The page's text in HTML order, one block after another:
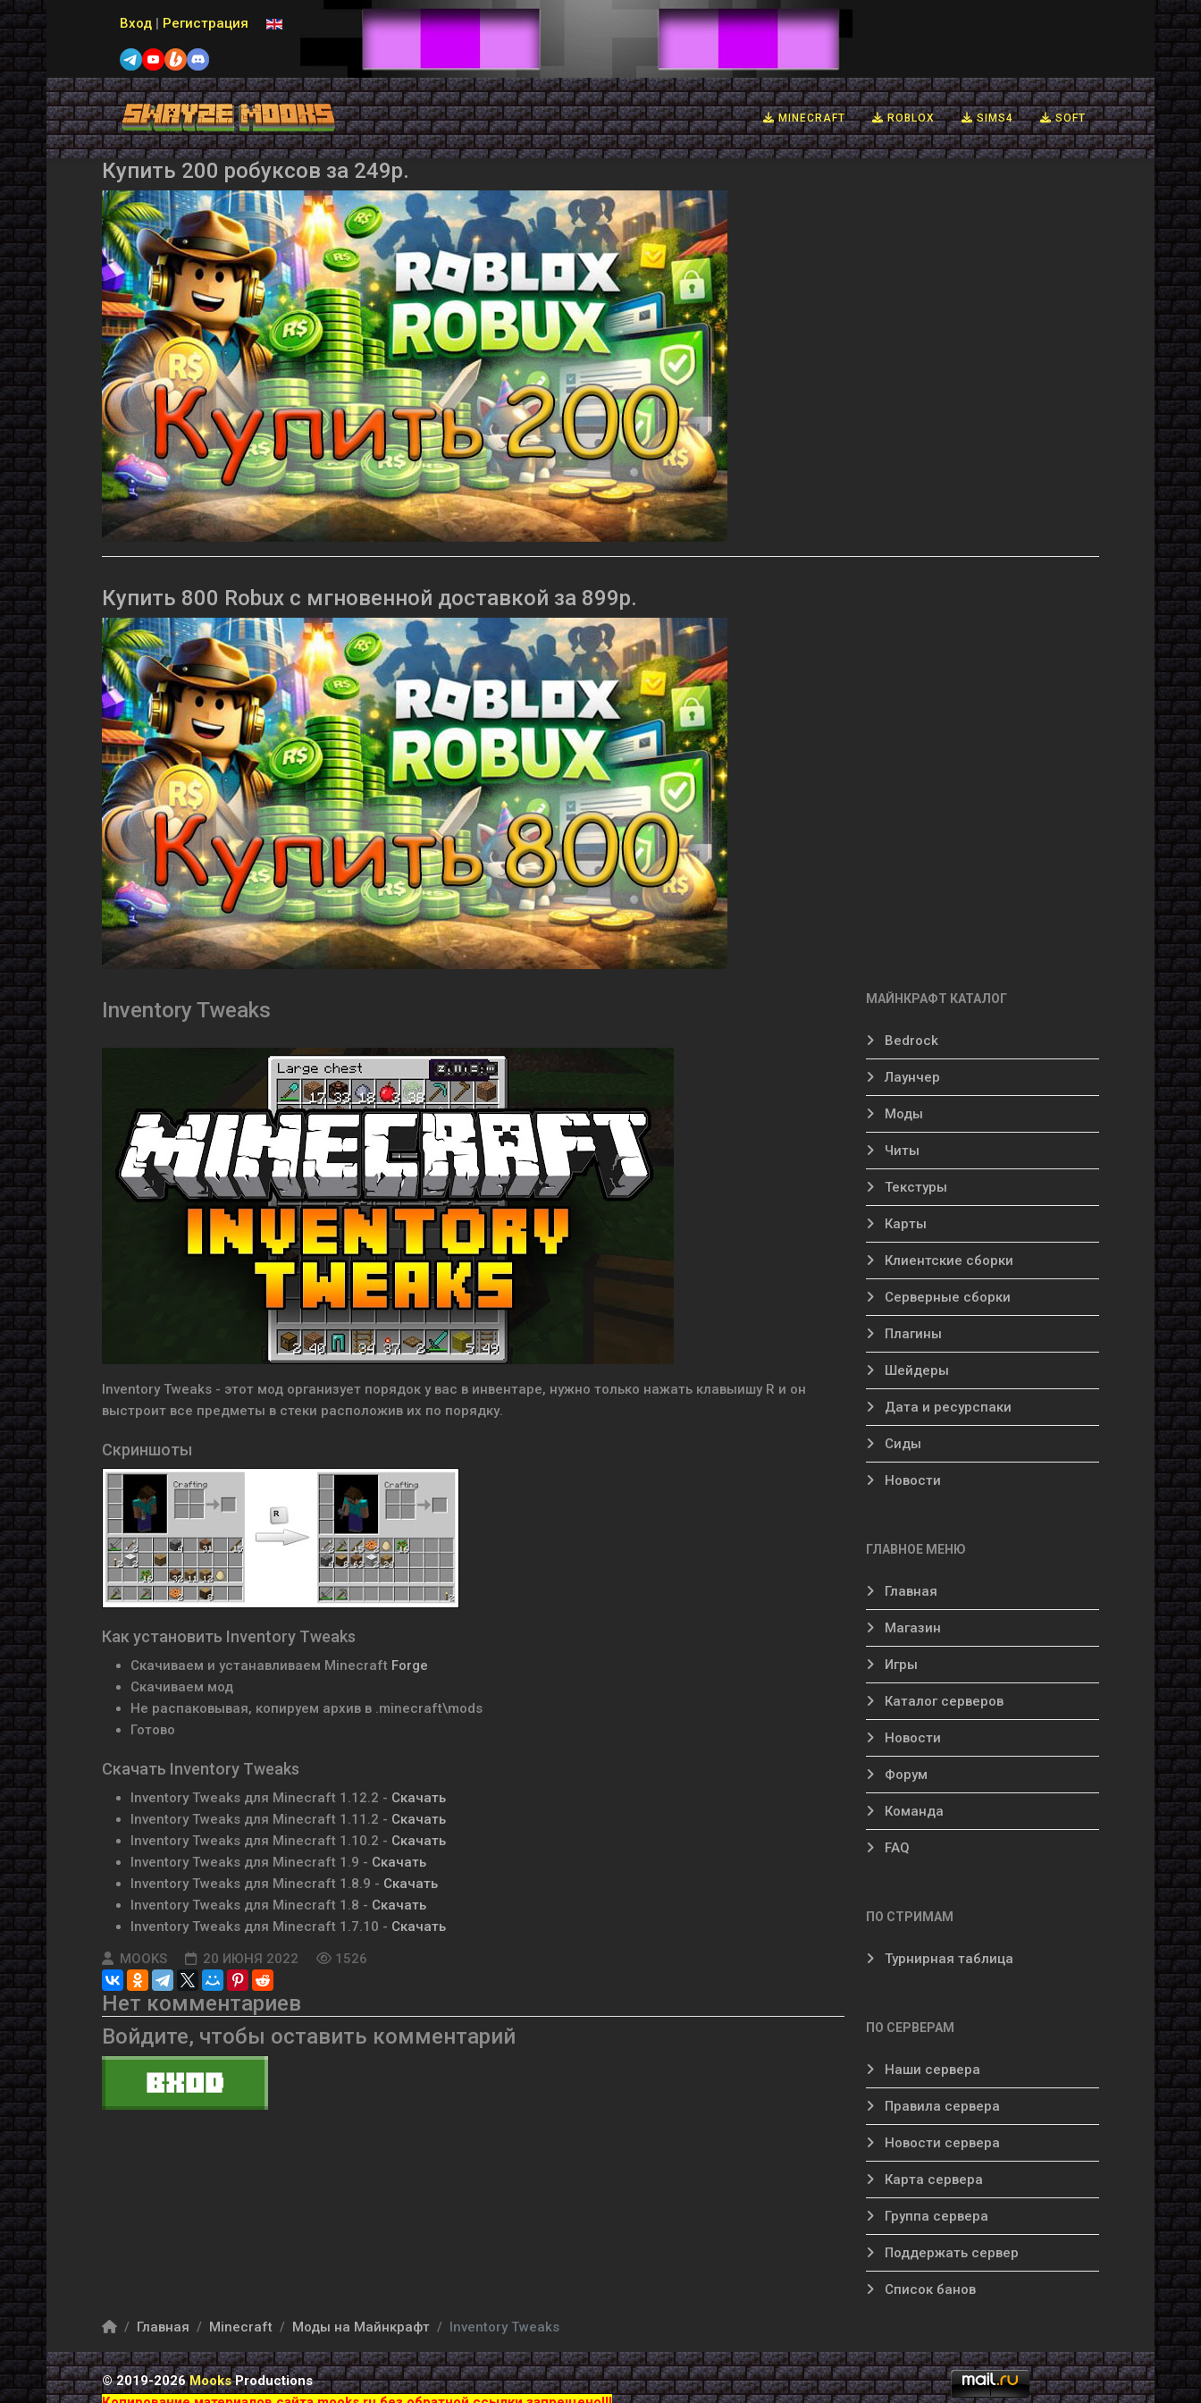
Вход | Регистрация Выберите язык
MINECRAFT ROBLOX SIMS4 SOFT
Купить 200 робуксов за 249р.
Купить 800 Robux с мгновенной доставкой за 899р.
Inventory Tweaks
Inventory Tweaks - этот мод организует порядок у вас в инвентаре, нужно только нажать клавыишу R и он
выстроит все предметы в стеки расположив их по порядку.
Скриншоты
Как установить Inventory Tweaks
Скачиваем и устанавливаем Minecraft Forge
Скачиваем мод
Не распаковывая, копируем архив в .minecraft\mods
Готово
Скачать Inventory Tweaks
Inventory Tweaks для Minecraft 1.12.2 - Скачать
Inventory Tweaks для Minecraft 1.11.2 - Скачать
Inventory Tweaks для Minecraft 1.10.2 - Скачать
Inventory Tweaks для Minecraft 1.9 - Скачать
Inventory Tweaks для Minecraft 1.8.9 - Скачать
Inventory Tweaks для Minecraft 1.8 - Скачать
Inventory Tweaks для Minecraft 1.7.10 - Скачать
MOOKS
20 ИЮНЯ 2022 1526
Нет комментариев
Войдите, чтобы оставить комментарий
МАЙНКРАФТ КАТАЛОГ
Bedrock
Лаунчер
Моды
Читы
Текстуры
Карты
Клиентские сборки
Серверные сборки
Плагины
Шейдеры
Дата и ресурспаки
Сиды
Новости
ГЛАВНОЕ МЕНЮ
Главная
Магазин
Игры
Каталог серверов
Новости
Форум
Команда
FAQ
ПО СТРИМАМ
Турнирная таблица
ПО СЕРВЕРАМ
Наши сервера
Правила сервера
Новости сервера
Карта сервера
Группа сервера
Поддержать сервер
Список банов
Главная Minecraft Моды на Майнкрафт Inventory Tweaks
© 2019-2026MooksProductions